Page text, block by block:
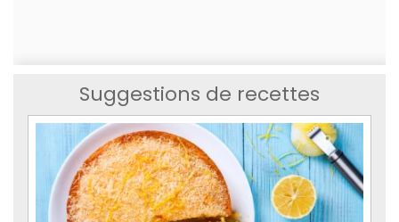
Suggestions de recettes